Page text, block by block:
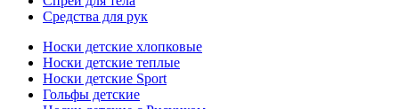
Средства для рук
Носки детские хлопковые
Носки детские теплые
Носки детские Sport
Гольфы детские